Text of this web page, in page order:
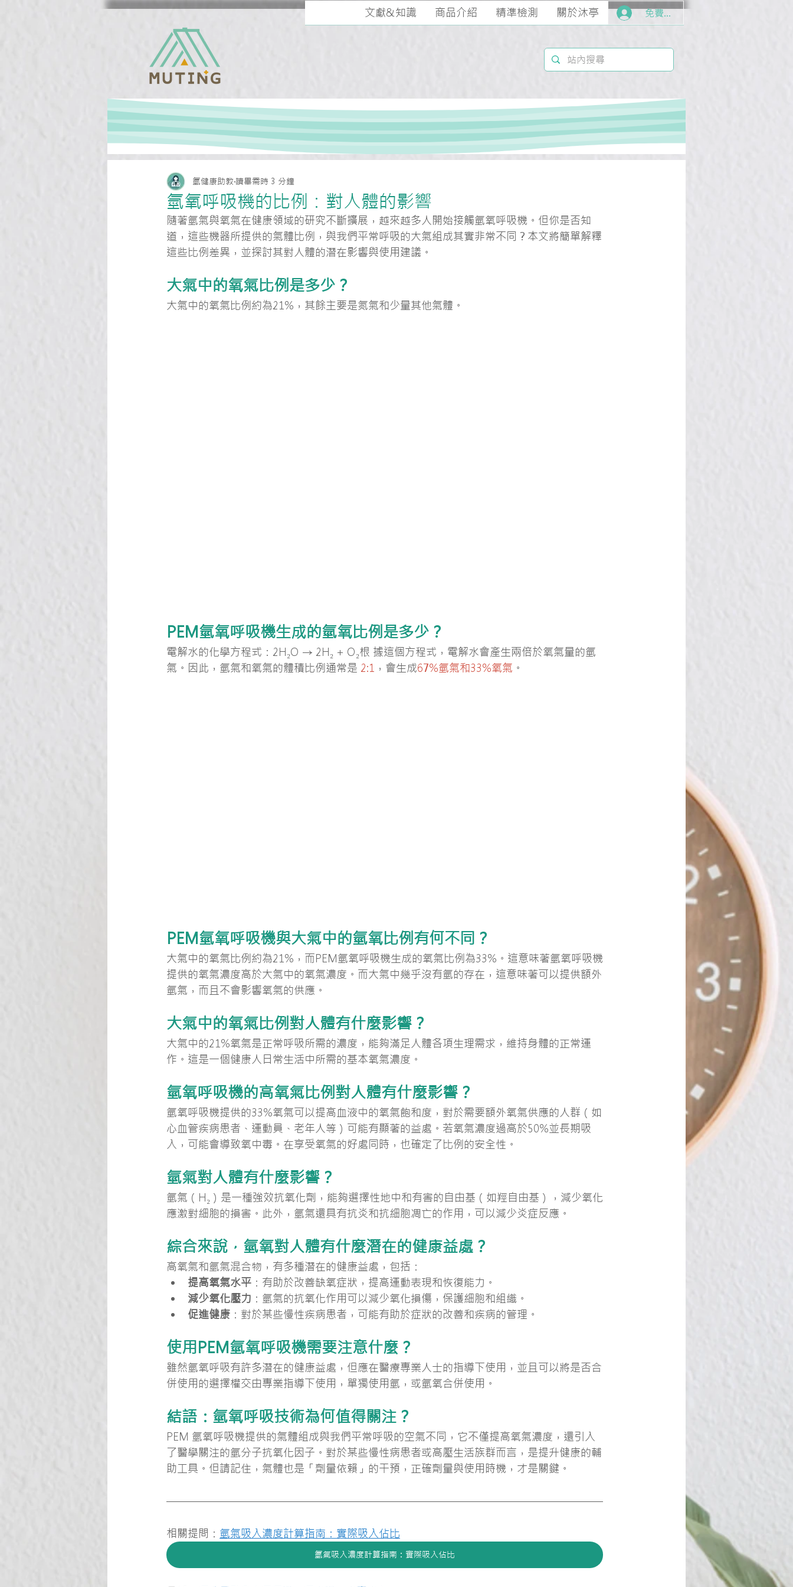
文獻&知識 商品介紹 精準檢測 關於沐亭 免費加入
氫氧呼吸機的比例：對人體的影響
氫健康助教 讀畢需時 3 分鐘
隨著氫氣與氧氣在健康領域的研究不斷擴展，越來越多人開始接觸氫氧呼吸機。但你是否知
道，這些機器所提供的氣體比例，與我們平常呼吸的大氣組成其實非常不同？本文將簡單解釋
這些比例差異，並探討其對人體的潛在影響與使用建議。
大氣中的氧氣比例是多少？
大氣中的氧氣比例約為21%，其餘主要是氮氣和少量其他氣體。
PEM氫氧呼吸機生成的氫氧比例是多少？
電解水的化學方程式： 2H₂O → 2H₂ + O₂根 據這個方程式，電解水會產生兩倍於氧氣量的氫
氣。因此，氫氣和氧氣的體積比例通常是 2:1 ，會生成67%氫氣和33%氧氣 。
PEM氫氧呼吸機與大氣中的氫氧比例有何不同？
大氣中的氧氣比例約為21%，而PEM氫氧呼吸機生成的氧氣比例為33%。這意味著氫氧呼吸機
提供的氧氣濃度高於大氣中的氧氣濃度。而大氣中幾乎沒有氫的存在，這意味著可以提供額外
氫氣，而且不會影響氧氣的供應。
大氣中的氧氣比例對人體有什麼影響？
大氣中的21%氧氣是正常呼吸所需的濃度，能夠滿足人體各項生理需求，維持身體的正常運
作。這是一個健康人日常生活中所需的基本氧氣濃度。
氫氧呼吸機的高氧氣比例對人體有什麼影響？
氫氧呼吸機提供的33%氧氣可以提高血液中的氧氣飽和度，對於需要額外氧氣供應的人群（如
心血管疾病患者、運動員、老年人等）可能有顯著的益處。若氧氣濃度過高於50%並長期吸
入，可能會導致氧中毒。在享受氧氣的好處同時，也確定了比例的安全性。
氫氣對人體有什麼影響？
氫氣（ H₂ ）是一種強效抗氧化劑，能夠選擇性地中和有害的自由基（如羥自由基），減少氧化
應激對細胞的損害。此外，氫氣還具有抗炎和抗細胞凋亡的作用，可以減少炎症反應。
綜合來說，氫氧對人體有什麼潛在的健康益處？
高氧氣和氫氣混合物，有多種潛在的健康益處，包括：
提高氧氣水平 ：有助於改善缺氧症狀，提高運動表現和恢復能力。
減少氧化壓力 ：氫氣的抗氧化作用可以減少氧化損傷，保護細胞和組織。
促進健康 ：對於某些慢性疾病患者，可能有助於症狀的改善和疾病的管理。
使用PEM氫氧呼吸機需要注意什麼？
雖然氫氧呼吸有許多潛在的健康益處，但應在醫療專業人士的指導下使用，並且可以將是否合
併使用的選擇權交由專業指導下使用，單獨使用氫，或氫氧合併使用。
結語：氫氧呼吸技術為何值得關注？
PEM 氫氧呼吸機提供的氣體組成與我們平常呼吸的空氣不同，它不僅提高氧氣濃度，還引入
了醫學關注的氫分子抗氧化因子。對於某些慢性病患者或高壓生活族群而言，是提升健康的輔
助工具。但請記住，氣體也是「劑量依賴」的干預，正確劑量與使用時機，才是關鍵。
相關提問： 氫氣吸入濃度計算指南：實際吸入佔比
氫氣吸入濃度計算指南：實際吸入佔比